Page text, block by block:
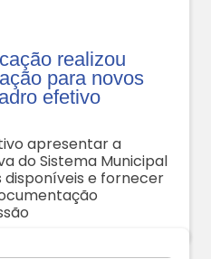
realizou
para novos
efetivo
apresentar a
do Sistema Municipal
disponíveis e fornecer